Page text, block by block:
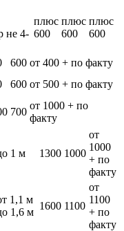
не 4-
плюс
600
плюс
600
плюс
600
600 от 400 + по факту
600 от 500 + по факту
700
от 1000 + по
факту
1 м 1300 1000
от
1000
+ по
факту
1,1 м
1,6 м
1600 1100
от
1100
+ по
факту